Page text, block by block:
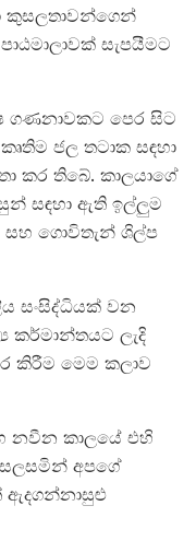
කුසලතාවන්ගෙන්
සැපයීමට
ගණනාවකට පෙර සිට
ජල තටාක සඳහා
කර තිබේ. කාලයාගේ
සඳහා ඇති ඉල්ලුම
ගොවිතැන් ශිල්ප
සංසිද්ධියක් වන
කර්මාන්තයට ලැදි
කිරීම මෙම කලාව
නවීන කාලයේ එහි
අපගේ
ඇදගන්නාසුළු